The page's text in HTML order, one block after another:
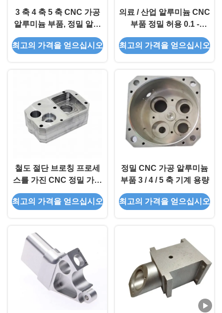
3 축 4 축 5 축 CNC 가공
알루미늄 부품, 정밀 알루
미늄 CNC 서비스
최고의 가격을 얻으십시오
의료 / 산업 알루미늄 CNC
부품 정밀 허용 0.1 -
0.001mm 와이어 절단 서
비스
최고의 가격을 얻으십시오
철도 절단 브로칭 프로세
스를 가진 CNC 정밀 가공
부품
최고의 가격을 얻으십시오
정밀 CNC 가공 알루미늄
부품 3 / 4 / 5 축 기계 용량
최고의 가격을 얻으십시오